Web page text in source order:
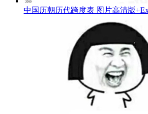
中国历朝历代跨度表 图片高清版